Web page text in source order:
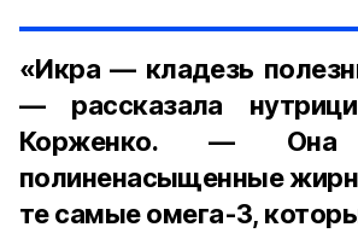
«Икра — кладезь
— рассказала
Корженко. — Она
полиненасыщенные
те самые омега-3,